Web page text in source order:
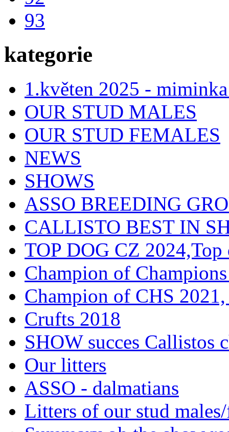
93
kategorie
1.květen 2025 -
OUR STUD MALES
OUR STUD FEMALES
NEWS
SHOWS
ASSO BREEDING
CALLISTO BEST IN
TOP DOG CZ
Champion of
Champion of CHS
Crufts 2018
SHOW succes Callistos
Our litters
ASSO - dalmatians
Litters of our stud